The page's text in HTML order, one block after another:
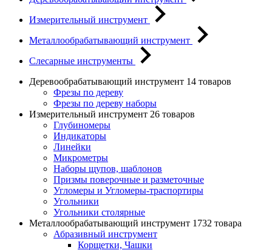
Измерительный инструмент
Металлообрабатывающий инструмент
Слесарные инструменты
Деревообрабатывающий инструмент 14 товаров
Фрезы по дереву
Фрезы по дереву наборы
Измерительный инструмент 26 товаров
Глубиномеры
Индикаторы
Линейки
Микрометры
Наборы щупов, шаблонов
Призмы поверочные и разметочные
Угломеры и Угломеры-траспортиры
Угольники
Угольники столярные
Металлообрабатывающий инструмент 1732 товара
Абразивный инструмент
Корщетки, Чашки